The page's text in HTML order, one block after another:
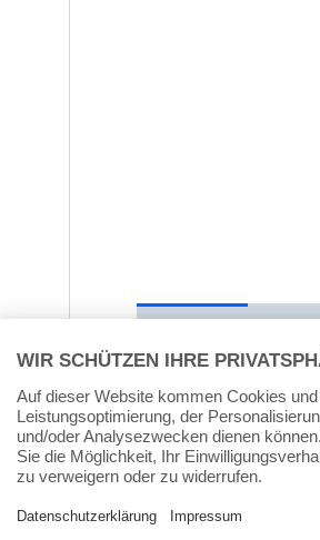
Skateshop Gutschein
Immer wieder ein